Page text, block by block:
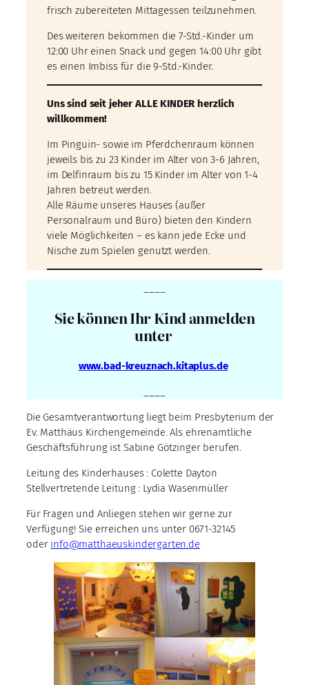
frisch zubereiteten Mittagessen teilzunehmen.
Des weiteren bekommen die 7-Std.-Kinder um
12:00 Uhr einen Snack und gegen 14:00 Uhr gibt
es einen Imbiss für die 9-Std.-Kinder.
Uns sind seit jeher ALLE KINDER herzlich
willkommen!
Im Pinguin- sowie im Pferdchenraum können
jeweils bis zu 23 Kinder im Alter von 3-6 Jahren,
im Delfinraum bis zu 15 Kinder im Alter von 1-4
Jahren betreut werden.
Alle Räume unseres Hauses (außer
Personalraum und Büro) bieten den Kindern
viele Möglichkeiten – es kann jede Ecke und
Nische zum Spielen genutzt werden.
Sie können Ihr Kind anmelden
unter
www.bad-kreuznach.kitaplus.de
Die Gesamtverantwortung liegt beim Presbyterium der
Ev. Matthäus Kirchengemeinde. Als ehrenamtliche
Geschäftsführung ist Sabine Götzinger berufen.
Leitung des Kinderhauses : Colette Dayton
Stellvertretende Leitung : Lydia Wasenmüller
Für Fragen und Anliegen stehen wir gerne zur
Verfügung! Sie erreichen uns unter 0671-32145
oder info@matthaeuskindergarten.de